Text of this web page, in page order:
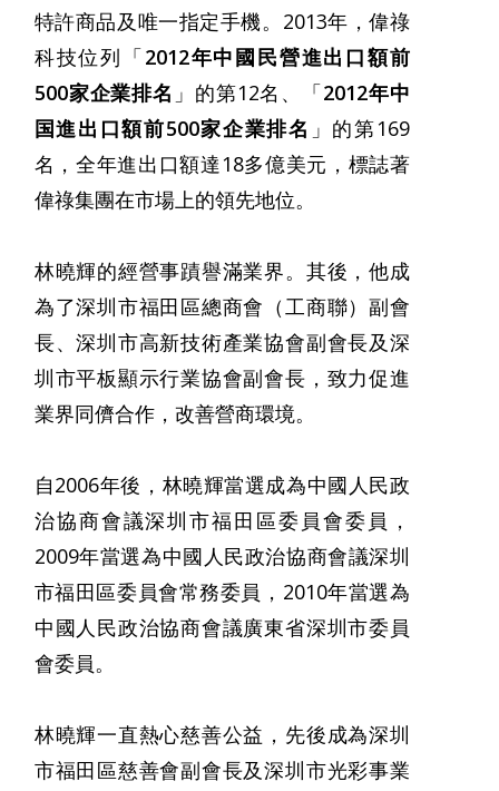
特許商品及唯一指定手機。2013年，偉祿
科技位列「2012年中國民營進出口額前
500家企業排名 」的第12名、「2012年中
国進出口額前500家企業排名 」 的第169
名，全年進出口額達18多億美元，標誌著
偉祿集團在市場上的領先地位。
林曉輝的經營事蹟譽滿業界。其後，他成
為了深圳市福田區總商會（工商聯）副會
長、深圳市高新技術產業協會副會長及深
圳市平板顯示行業協會副會長，致力促進
業界同儕合作，改善營商環境。
自2006年後，林曉輝當選成為中國人民政
治協商會議深圳市福田區委員會委員，
2009年當選為中國人民政治協商會議深圳
市福田區委員會常務委員，2010年當選為
中國人民政治協商會議廣東省深圳市委員
會委員。
林曉輝一直熱心慈善公益，先後成為深圳
市福田區慈善會副會長及深圳市光彩事業